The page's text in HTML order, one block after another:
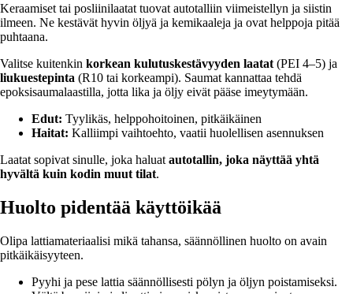
Keraamiset tai posliinilaatat tuovat autotalliin viimeistellyn ja siistin
ilmeen. Ne kestävät hyvin öljyä ja kemikaaleja ja ovat helppoja pitää
puhtaana.
Valitse kuitenkin korkean kulutuskestävyyden laatat (PEI 4–5) ja
liukuestepinta (R10 tai korkeampi). Saumat kannattaa tehdä
epoksisaumalaastilla, jotta lika ja öljy eivät pääse imeytymään.
Edut: Tyylikäs, helppohoitoinen, pitkäikäinen
Haitat: Kalliimpi vaihtoehto, vaatii huolellisen asennuksen
Laatat sopivat sinulle, joka haluat autotallin, joka näyttää yhtä
hyvältä kuin kodin muut tilat.
Huolto pidentää käyttöikää
Olipa lattiamateriaalisi mikä tahansa, säännöllinen huolto on avain
pitkäikäisyyteen.
Pyyhi ja pese lattia säännöllisesti pölyn ja öljyn poistamiseksi.